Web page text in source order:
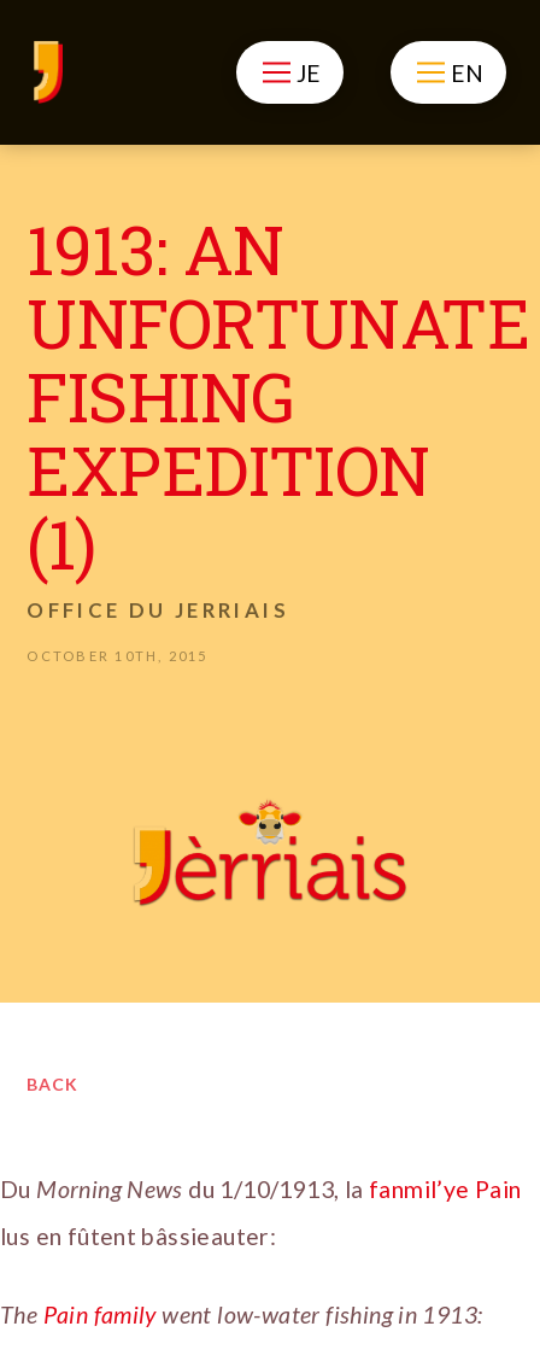
JE EN
1913: AN
UNFORTUNATE
FISHING
EXPEDITION
(1)
OFFICE DU JERRIAIS
OCTOBER 10TH, 2015
BACK
Du Morning News du 1/10/1913, la fanmil’ye Pain
lus en fûtent bâssieauter:
The Pain familywent low-water fishing in 1913: